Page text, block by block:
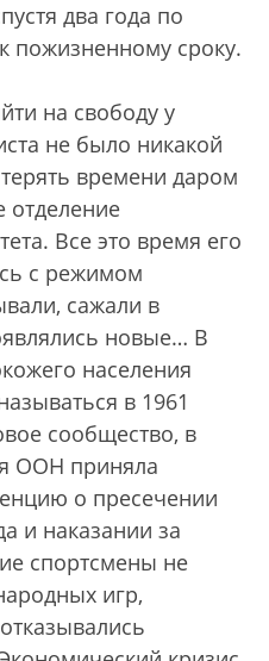
два года по
сроку.
на свободу у
не было никакой
времени даром
отделение
Все это время его
с режимом
сажали в
новые… В
населения
в 1961
сообщество, в
ООН приняла
о пресечении
и наказании за
спортсмены не
игр,